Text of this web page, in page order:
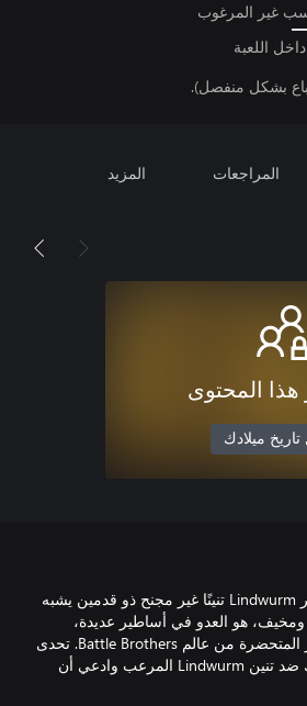
غير المرغوب
اللعبة
بشكل منفصل).
المراجعات المزيد
المحتوى
تاريخ ميلادك
في الأساطير الألمانية، يعتبر Lindwurm تنينًا غير مجنح ذو قدمين يشبه
ومخيف، هو العدو في أساطير عديدة،
وموطن الأجزاء البرية وغير المتحضرة من عالم Battle Brothers. تحدى
شركة المرتزقة الخاصة بك ضد تنين Lindwurm المرعب وادعي أن